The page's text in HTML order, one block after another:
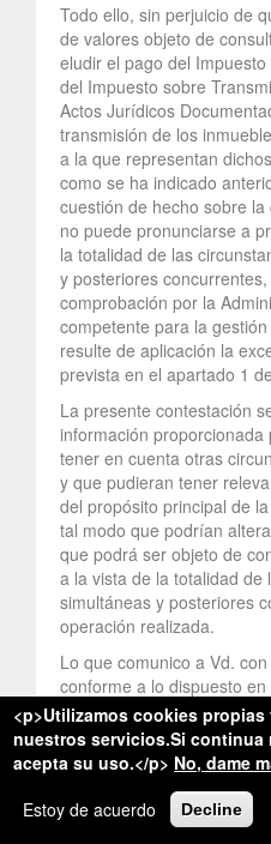
Todo ello, sin perjuicio de
de valores objeto de
eludir el pago del
del Impuesto sobre
Actos Jurídicos
transmisión de los
a la que representan
como se ha indicado
cuestión de hecho sobre
no puede pronunciarse a
la totalidad de las
y posteriores
comprobación por la
competente para la
resulte de aplicación la
prevista en el apartado 1
La presente contestación
información
tener en cuenta otras
y que pudieran tener
del propósito principal de
tal modo que podrían
que podrá ser objeto de
a la vista de la totalidad de
simultáneas y posteriores
operación realizada.
Lo que comunico a Vd.
conforme a lo dispuesto
89 de la Ley 58/2003, de
Tributaria.
<p>Utilizamos cookies
nuestros servicios.Si
acepta su uso.</p> No, dame
Estoy de acuerdo
Decline